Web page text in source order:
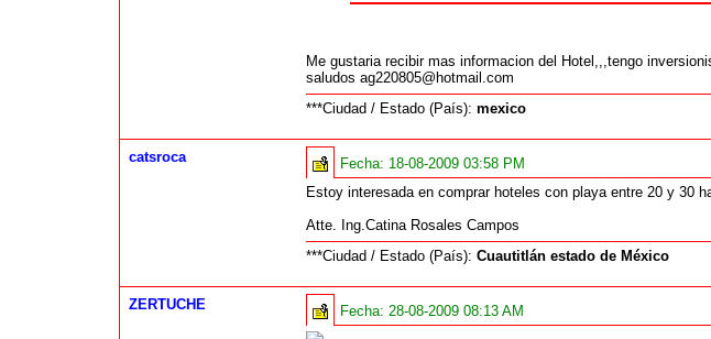
Me gustaria recibir mas informacion del Hotel,,,tengo
saludos ag220805@hotmail.com
***Ciudad / Estado (País): mexico
catsroca Fecha: 18-08-2009 03:58 PM
Estoy interesada en comprar hoteles con playa entre 20 y 30
Atte. Ing.Catina Rosales Campos
***Ciudad / Estado (País): Cuautitlán estado de México
ZERTUCHE Fecha: 28-08-2009 08:13 AM